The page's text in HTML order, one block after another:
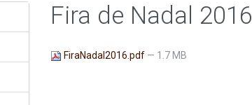
Fira de Nadal 2016
FiraNadal2016.pdf — 1.7 MB